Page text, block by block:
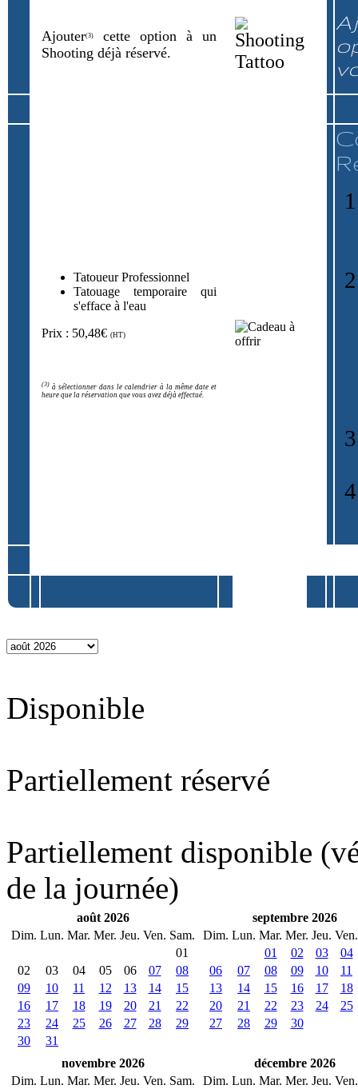
Ajouter(3)
cette option à un
Shooting déjà réservé.
Tatoueur Professionnel
Tatouage temporaire qui
s'efface à l'eau
Prix : 50,48€ (HT)
(3) à sélectionner dans le calendrier à la même date et
heure que la réservation que vous avez déjà effectué.
Disponible
Partiellement réservé
Partiellement disponible
de la journée)
août 2026
Dim. Lun. Mar. Mer. Jeu. Ven. Sam.
01
02
03 04 05 06 07
08
09
10 11 12 13 14
15
16
17 18 19 20 21
22
23
24 25 26 27 28
29
30
31
septembre 2026
Dim. Lun. Mar. Mer. Jeu. Ven.
01
02 03
04
06
07 08 09 10
11
13
14 15 16 17
18
20
21 22 23 24
25
27
28 29 30
novembre 2026
Dim. Lun. Mar. Mer. Jeu. Ven. Sam.
décembre 2026
Dim. Lun. Mar. Mer. Jeu. Ven.